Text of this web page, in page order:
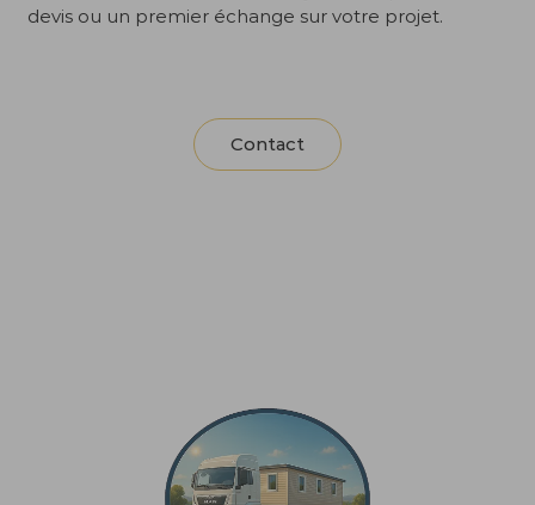
devis ou un premier échange sur votre projet.
Contact